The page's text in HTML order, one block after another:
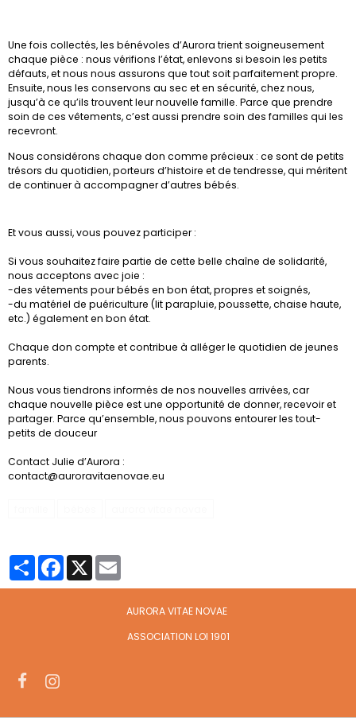
Une fois collectés, les bénévoles d’Aurora trient soigneusement
chaque pièce : nous vérifions l’état, enlevons si besoin les petits
défauts, et nous nous assurons que tout soit parfaitement propre.
Ensuite, nous les conservons au sec et en sécurité, chez nous,
jusqu’à ce qu’ils trouvent leur nouvelle famille. Parce que prendre
soin de ces vêtements, c’est aussi prendre soin des familles qui les
recevront.
Nous considérons chaque don comme précieux : ce sont de petits
trésors du quotidien, porteurs d’histoire et de tendresse, qui méritent
de continuer à accompagner d’autres bébés.
Et vous aussi, vous pouvez participer :
Si vous souhaitez faire partie de cette belle chaîne de solidarité,
nous acceptons avec joie :
-des vêtements pour bébés en bon état, propres et soignés,
-du matériel de puériculture (lit parapluie, poussette, chaise haute,
etc.) également en bon état.
Chaque don compte et contribue à alléger le quotidien de jeunes
parents.
Nous vous tiendrons informés de nos nouvelles arrivées, car
chaque nouvelle pièce est une opportunité de donner, recevoir et
partager. Parce qu’ensemble, nous pouvons entourer les tout-
petits de douceur
Contact Julie d’Aurora :
contact@auroravitaenovae.eu
PartagerFacebook
X
AURORA VITAE NOVAE
ASSOCIATION LOI 1901